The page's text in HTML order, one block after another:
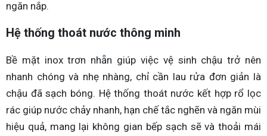
ngăn nắp.
Hệ thống thoát nước thông minh
Bề mặt inox trơn nhẵn giúp việc vệ sinh chậu trở nên
nhanh chóng và nhẹ nhàng, chỉ cần lau rửa đơn giản là
chậu đã sạch bóng. Hệ thống thoát nước kết hợp rổ lọc
rác giúp nước chảy nhanh, hạn chế tắc nghẽn và ngăn mùi
hiệu quả, mang lại không gian bếp sạch sẽ và thoải mái